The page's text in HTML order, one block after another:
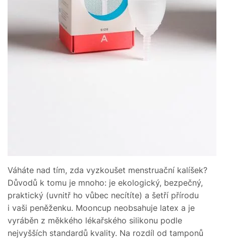
Váháte nad tím, zda vyzkoušet menstruační kalíšek?
Důvodů k tomu je mnoho: je ekologický, bezpečný,
praktický (uvnitř ho vůbec necítíte) a šetří přírodu
i vaši peněženku. Mooncup neobsahuje latex a je
vyráběn z měkkého lékařského silikonu podle
nejvyšších standardů kvality. Na rozdíl od tamponů